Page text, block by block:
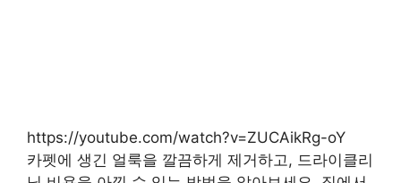
https://youtube.com/watch?v=ZUCAikRg-oY
카펫에 생긴 얼룩을 깔끔하게 제거하고, 드라이클리